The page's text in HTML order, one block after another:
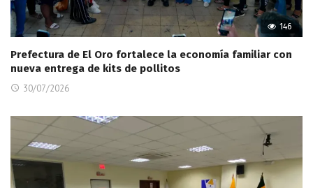
146
Prefectura de El Oro fortalece la economía familiar con
nueva entrega de kits de pollitos
30/07/2026